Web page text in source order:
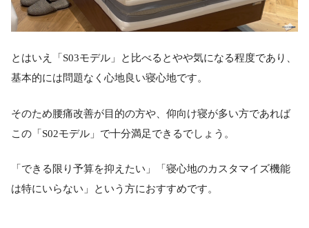
とはいえ「S03モデル」と比べるとやや気になる程度であり、
基本的には問題なく心地良い寝心地です。
そのため腰痛改善が目的の方や、仰向け寝が多い方であれば
この「S02モデル」で十分満足できるでしょう。
「できる限り予算を抑えたい」「寝心地のカスタマイズ機能
は特にいらない」という方におすすめです。